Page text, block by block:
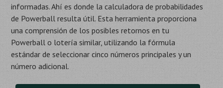
informadas. Ahí es donde la calculadora de probabilidades
de Powerball resulta útil. Esta herramienta proporciona
una comprensión de los posibles retornos en tu
Powerball o lotería similar, utilizando la fórmula
estándar de seleccionar cinco números principales y un
número adicional.